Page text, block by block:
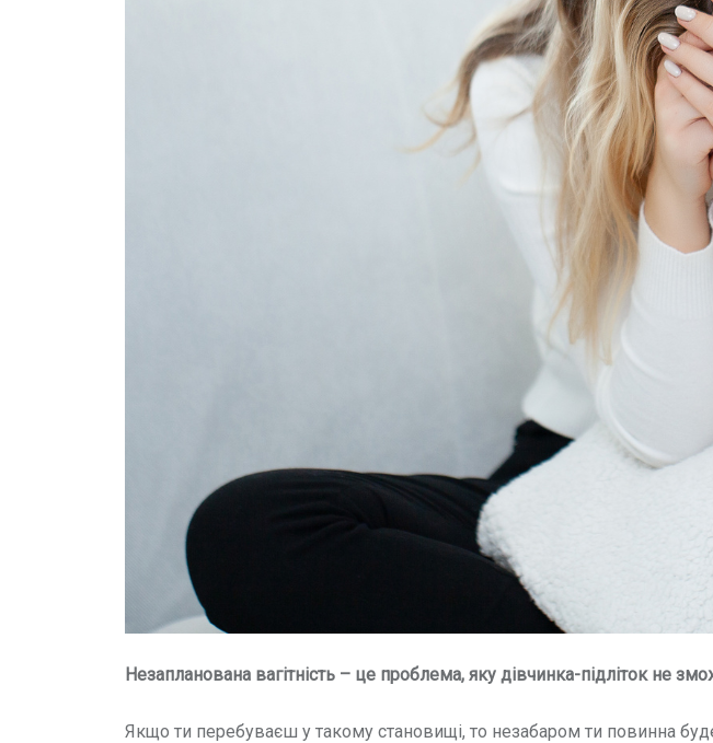
Незапланована вагітність – це проблема, яку дівчинка-підліток не
Якщо ти перебуваєш у такому становищі, то незабаром ти повинна